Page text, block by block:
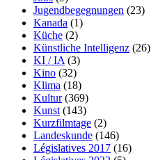
Jugendbegegnungen (23)
Kanada (1)
Küche (2)
Künstliche Intelligenz (26)
KI / IA (3)
Kino (32)
Klima (18)
Kultur(369)
Kunst (143)
Kurzfilmtage (2)
Landeskunde (146)
Législatives 2017 (16)